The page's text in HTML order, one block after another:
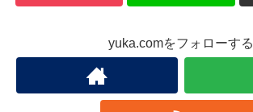
yuka.comをフォローする